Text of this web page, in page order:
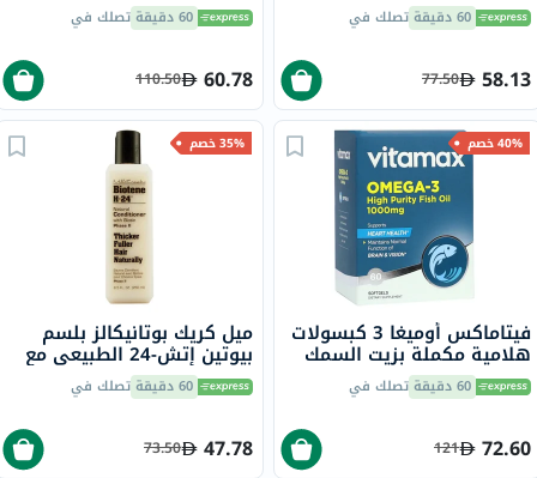
دولية لتعزيز صحة المناعة،
حزمة من 1
60 دقيقة تصلك في
58.13
77.50
قرص، B0234 60 دقيقة تصلك في
60.78
110.50
40% خصم
فيتاماكس أوميغا 3 كبسولات
هلامية مكملة بزيت السمك
1000 ملجم حزمة من 60 60 دقيقة تصلك في
72.60
121
35% خصم
ميل كريك بوتانيكالز بلسم
بيوتين إتش-24 الطبيعي مع
البيوتين المرحلة الثانية 250
مل 60 دقيقة تصلك في
47.78
73.50